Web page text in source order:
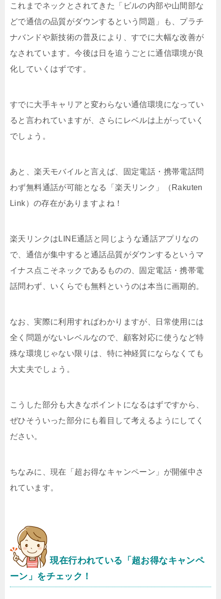
これまでネックとされてきた「ビルの内部や山間部な
どで通信の品質がダウンするという問題」も、プラチ
ナバンドや新技術の普及により、すでに大幅な改善が
なされています。今後は日を追うごとに通信環境が良
化していくはずです。
すでに大手キャリアと変わらない通信環境になってい
ると言われていますが、さらにレベルは上がっていく
でしょう。
あと、楽天モバイルと言えば、固定電話・携帯電話問
わず無料通話が可能となる「楽天リンク」（Rakuten
Link）の存在がありますよね！
楽天リンクはLINE通話と同じような通話アプリなの
で、通信が集中すると通話品質がダウンするというマ
イナス点こそネックであるものの、固定電話・携帯電
話問わず、いくらでも無料というのは本当に画期的。
なお、実際に利用すればわかりますが、日常使用には
全く問題がないレベルなので、顧客対応に使うなど特
殊な環境じゃない限りは、特に神経質にならなくても
大丈夫でしょう。
こうした部分も大きなポイントになるはずですから、
ぜひそういった部分にも着目して考えるようにしてく
ださい。
ちなみに、現在「超お得なキャンペーン」が開催中さ
れています。
現在行われている「超お得なキャンペ
ーン」をチェック！